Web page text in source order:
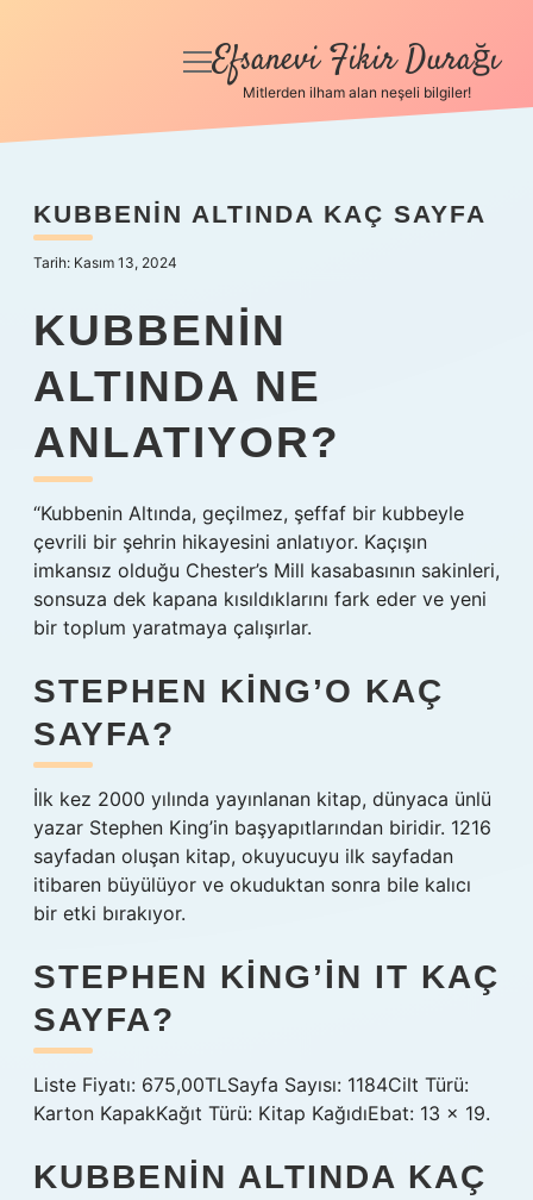
Anasayfa
Yasal Uyarı
menüyü
Efsanevi Fikir Durağı
Mitlerden ilham alan neşeli bilgiler!
KUBBENIN ALTINDA KAÇ SAYFA
Tarih: Kasım 13, 2024
KUBBENIN
ALTINDA NE
ANLATIYOR?
“Kubbenin Altında, geçilmez, şeffaf bir kubbeyle
çevrili bir şehrin hikayesini anlatıyor. Kaçışın
imkansız olduğu Chester’s Mill kasabasının sakinleri,
sonsuza dek kapana kısıldıklarını fark eder ve yeni
bir toplum yaratmaya çalışırlar.
STEPHEN KING’O KAÇ
SAYFA?
İlk kez 2000 yılında yayınlanan kitap, dünyaca ünlü
yazar Stephen King’in başyapıtlarından biridir. 1216
sayfadan oluşan kitap, okuyucuyu ilk sayfadan
itibaren büyülüyor ve okuduktan sonra bile kalıcı
bir etki bırakıyor.
STEPHEN KING’IN IT KAÇ
SAYFA?
Liste Fiyatı: 675,00TLSayfa Sayısı: 1184Cilt Türü:
Karton KapakKağıt Türü: Kitap KağıdıEbat: 13 x 19.
KUBBENIN ALTINDA KAÇ